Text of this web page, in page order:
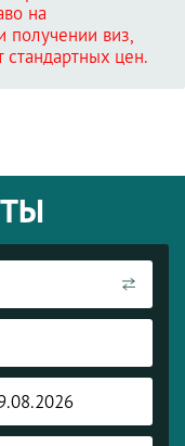
на
получении виз,
стандартных цен.